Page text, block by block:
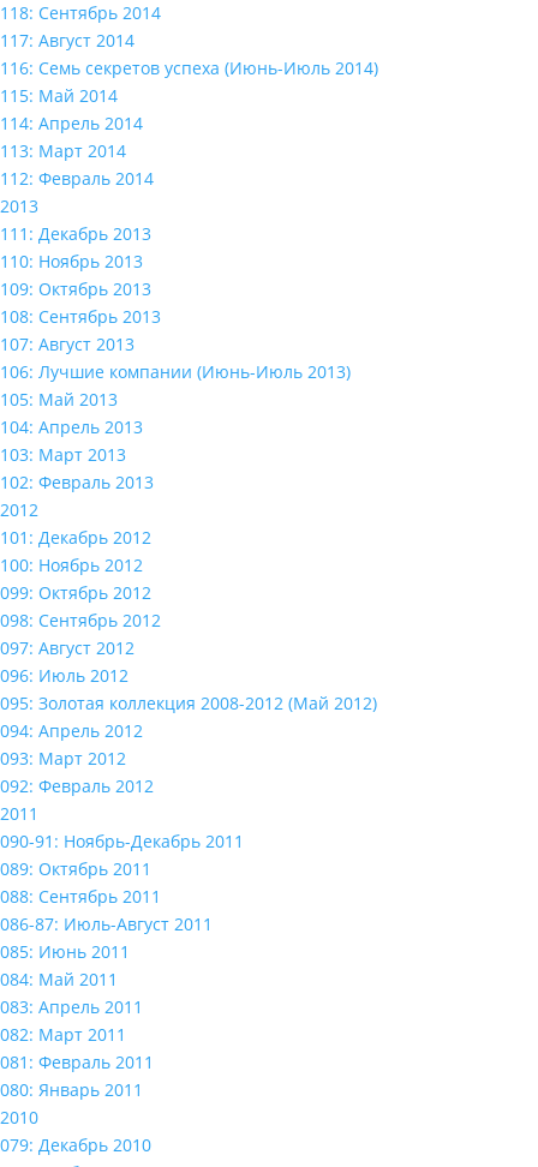
118: Сентябрь 2014
117: Август 2014
116: Семь секретов успеха (Июнь-Июль 2014)
115: Май 2014
114: Апрель 2014
113: Март 2014
112: Февраль 2014
2013
111: Декабрь 2013
110: Ноябрь 2013
109: Октябрь 2013
108: Сентябрь 2013
107: Август 2013
106: Лучшие компании (Июнь-Июль 2013)
105: Май 2013
104: Апрель 2013
103: Март 2013
102: Февраль 2013
2012
101: Декабрь 2012
100: Ноябрь 2012
099: Октябрь 2012
098: Сентябрь 2012
097: Август 2012
096: Июль 2012
095: Золотая коллекция 2008-2012 (Май 2012)
094: Апрель 2012
093: Март 2012
092: Февраль 2012
2011
090-91: Ноябрь-Декабрь 2011
089: Октябрь 2011
088: Сентябрь 2011
086-87: Июль-Август 2011
085: Июнь 2011
084: Май 2011
083: Апрель 2011
082: Март 2011
081: Февраль 2011
080: Январь 2011
2010
079: Декабрь 2010